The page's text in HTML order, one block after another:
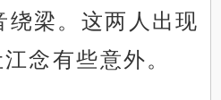
绕梁。这两人出现
念有些意外。